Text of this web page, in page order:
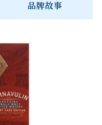
品牌故事